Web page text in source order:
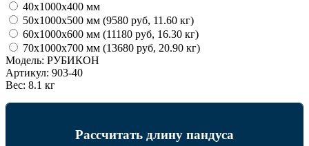
40х1000х400 мм
50х1000х500 мм (9580 руб, 11.60 кг)
60х1000х600 мм (11180 руб, 16.30 кг)
70х1000х700 мм (13680 руб, 20.90 кг)
Модель: РУБИКОН
Артикул: 903-40
Вес: 8.1 кг
Рассчитать длину пандуса